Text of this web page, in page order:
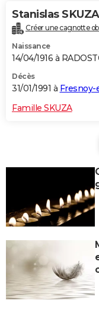
Stanislas SKUZA
Créer une cagnotte
Naissance
14/04/1916 à
Décès
31/01/1991 à
Famille SKUZA